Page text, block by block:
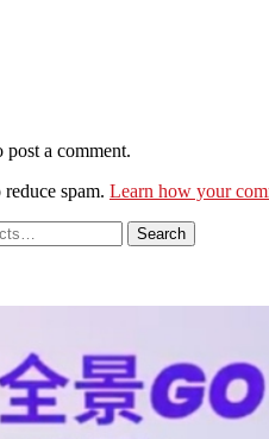
post a comment.
spam. Learn how your
Search